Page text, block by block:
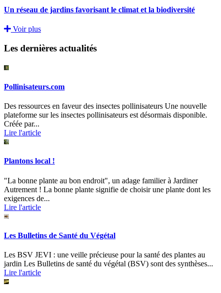
Un réseau de jardins favorisant le climat et la biodiversité
Voir plus
Les dernières actualités
Pollinisateurs.com
Des ressources en faveur des insectes pollinisateurs Une nouvelle
plateforme sur les insectes pollinisateurs est désormais disponible.
Créée par...
Lire l'article
Plantons local !
"La bonne plante au bon endroit", un adage familier à Jardiner
Autrement ! La bonne plante signifie de choisir une plante dont les
exigences de...
Lire l'article
Les Bulletins de Santé du Végétal
Les BSV JEVI : une veille précieuse pour la santé des plantes au
jardin Les Bulletins de santé du végétal (BSV) sont des synthèses...
Lire l'article